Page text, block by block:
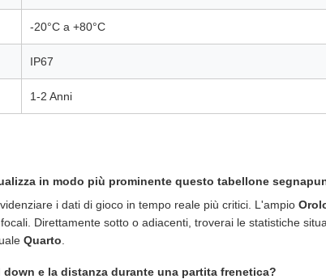
-20°C a +80°C
IP67
1-2 Anni
in modo più prominente questo tabellone
i dati di gioco in tempo reale più critici. L'ampio
Direttamente sotto o adiacenti, troverai le statistiche
Quarto
e la distanza durante una partita frenetica?